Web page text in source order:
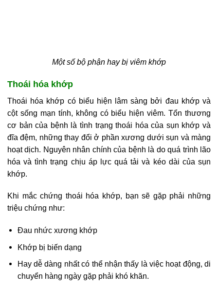
Một số bộ phận hay bị viêm khớp
Thoái hóa khớp
Thoái hóa khớp có biểu hiện lâm sàng bởi đau khớp và
cột sống mạn tính, không có biểu hiện viêm. Tổn thương
cơ bản của bệnh là tình trạng thoái hóa của sụn khớp và
đĩa đệm, những thay đổi ở phần xương dưới sụn và màng
hoạt dịch. Nguyên nhân chính của bệnh là do quá trình lão
hóa và tình trạng chịu áp lực quá tải và kéo dài của sụn
khớp.
Khi mắc chứng thoái hóa khớp, bạn sẽ gặp phải những
triệu chứng như:
Đau nhức xương khớp
Khớp bị biến dạng
Hay dễ dàng nhất có thể nhận thấy là việc hoạt động, di
chuyển hàng ngày gặp phải khó khăn.